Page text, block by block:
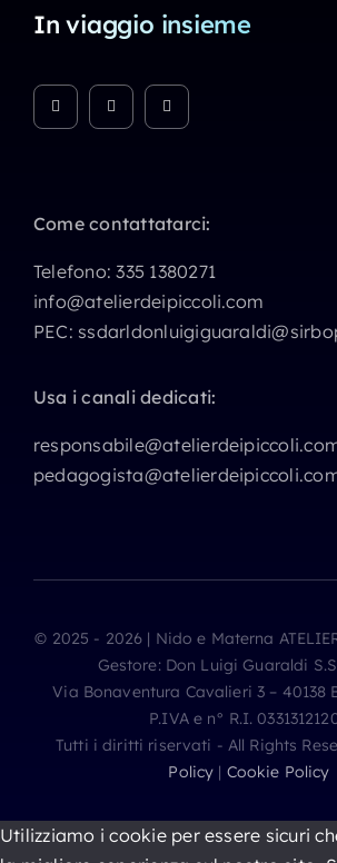
In viaggio insieme
Come contattatarci:
Telefono:335 1380271
info@atelierdeipiccoli.com
PEC:
Usa i canali dedicati:
© 2025 - 2026 | Nido e Materna
Gestore: Don Luigi Guaraldi
Via Bonaventura Cavalieri 3 – 40138
P.IVA e n° R.I.
Tutti i diritti riservati - All Rights
Policy | Cookie Policy
Utilizziamo i cookie per essere sicuri